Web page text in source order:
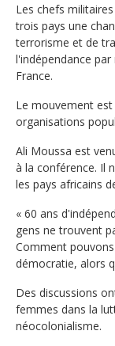
Les chefs
trois pays une
terrorisme et de
l'indépendance
France.
Le mouvement
organisations
Ali Moussa est
à la conférence. Il
les pays africains
« 60 ans
gens ne trouvent
Comment
démocratie, alors
Des discussions
femmes dans la
néocolonialisme.